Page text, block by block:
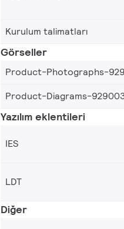
Kurulum talimatları
Görseller
Product-Photographs-
Product-Diagrams-
Yazılım eklentileri
IES
LDT
Diğer